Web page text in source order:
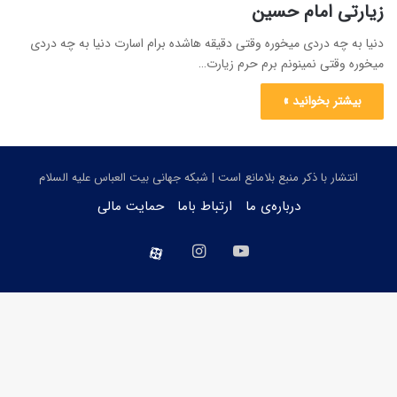
زیارتی امام حسین
دنیا به چه دردی میخوره وقتی دقیقه هاشده برام اسارت دنیا به چه دردی
میخوره وقتی نمینونم برم حرم زیارت…
بیشتر بخوانید »
انتشار با ذکر منبع بلامانع است | شبکه جهانی بیت العباس علیه السلام
درباره‌ی ما ارتباط باما حمایت مالی
یوتیوب اینستاگرام